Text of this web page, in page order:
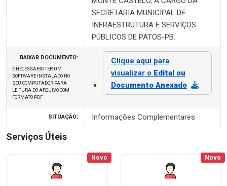
SECRETARIA MUNICIPAL DE
INFRAESTRUTURA E SERVIÇOS
PÚBLICOS DE PATOS-PB.
BAIXAR DOCUMENTO:
É NECESSARIO TER UM
SOFTWARE INSTALADO NO
SEU COMPUTADOR PARA
LEITURA DO ARQUIVO COM
FORMATO PDF
Clique aqui para
visualizar o Edital ou
Documento Anexado
SITUAÇÃO: Informações Complementares
Serviços Úteis
Novo Novo